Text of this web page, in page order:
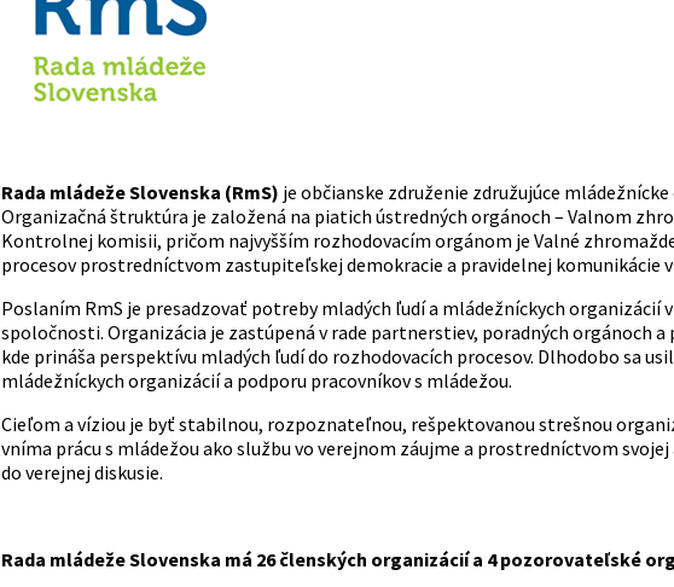
Rada mládeže Slovenska (RmS) je občianske združenie združujúce
Organizačná štruktúra je založená na piatich ústredných orgánoch – Valnom
Kontrolnej komisii, pričom najvyšším rozhodovacím orgánom je Valné
procesov prostredníctvom zastupiteľskej demokracie a pravidelnej komunikácie
Poslaním RmS je presadzovať potreby mladých ľudí a mládežníckych
spoločnosti. Organizácia je zastúpená v rade partnerstiev, poradných orgánoch
kde prináša perspektívu mladých ľudí do rozhodovacích procesov. Dlhodobo sa
mládežníckych organizácií a podporu pracovníkov s mládežou.
Cieľom a víziou je byť stabilnou, rozpoznateľnou, rešpektovanou strešnou
vníma prácu s mládežou ako službu vo verejnom záujme a prostredníctvom
do verejnej diskusie.
Rada mládeže Slovenska má 26 členských organizácií a 4 pozorovateľské